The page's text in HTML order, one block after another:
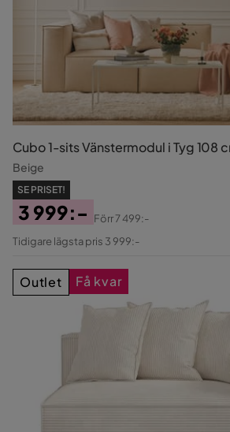
Cubo 1-sits Vänstermodul i Tyg 108
Beige
SE PRISET!
Pris
3 999:-
Original
Förr7 499:-
Tidigare lägsta pris 3 999:-
Outlet Få kvar